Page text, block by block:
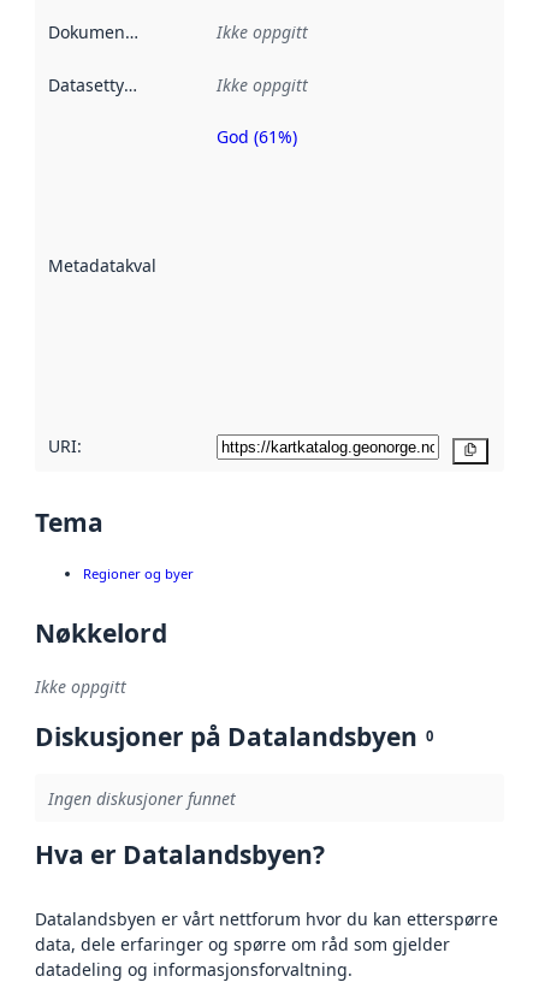
Dokumentasjon Ikke oppgitt
Datasettype Ikke oppgitt
Metadatakvalitet
Metadatakvalitet
God (61%)
URI:
Tema
Regioner og byer
Nøkkelord
Ikke oppgitt
Diskusjoner på Datalandsbyen 0
Ingen diskusjoner funnet
Hva er Datalandsbyen?
Datalandsbyen er vårt nettforum hvor du kan etterspørre
data, dele erfaringer og spørre om råd som gjelder
datadeling og informasjonsforvaltning.